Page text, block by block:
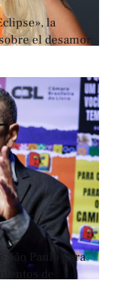
la
el desamor
São Paulo para
de